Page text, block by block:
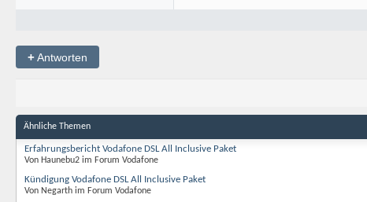
+Antworten
Ähnliche Themen
Erfahrungsbericht Vodafone DSL All Inclusive Paket
Von Haunebu2 im Forum Vodafone
Kündigung Vodafone DSL All Inclusive Paket
Von Negarth im Forum Vodafone